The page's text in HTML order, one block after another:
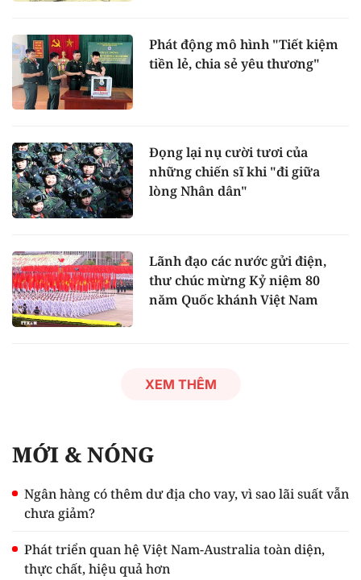
Phát động mô hình "Tiết kiệm
tiền lẻ, chia sẻ yêu thương"
Đọng lại nụ cười tươi của
những chiến sĩ khi "đi giữa
lòng Nhân dân"
Lãnh đạo các nước gửi điện,
thư chúc mừng Kỷ niệm 80
năm Quốc khánh Việt Nam
XEM THÊM
MỚI & NÓNG
Ngân hàng có thêm dư địa cho vay, vì sao lãi suất vẫn
chưa giảm?
Phát triển quan hệ Việt Nam-Australia toàn diện,
thực chất, hiệu quả hơn